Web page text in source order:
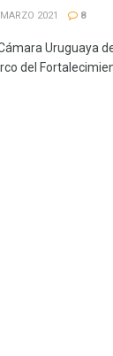
2021 8
Cámara Uruguaya
del